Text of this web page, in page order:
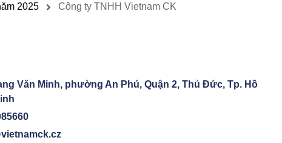
2025 Công ty TNHH Vietnam CK
Văn Minh, phường An Phú, Quận 2, Thủ Đức, Tp. Hồ